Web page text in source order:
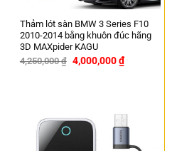
Thảm lót sàn BMW 3 Series F10
2010-2014 bằng khuôn đúc hãng
3D MAXpider KAGU
4,250,000₫ 4,000,000₫